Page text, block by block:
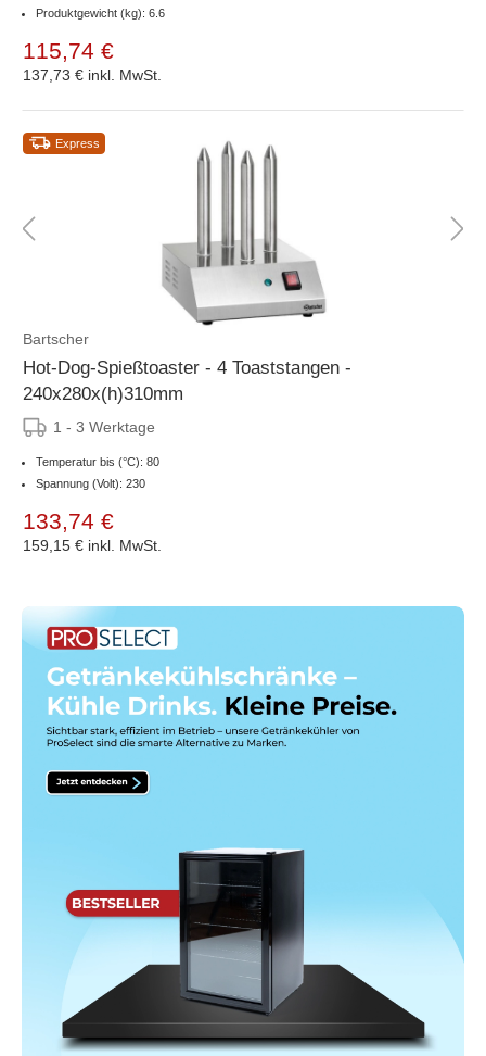
Produktgewicht (kg): 6.6
115,74 €
137,73 € inkl. MwSt.
Express
Bartscher
Hot-Dog-Spießtoaster - 4 Toaststangen -
240x280x(h)310mm
1 - 3 Werktage
Temperatur bis (°C): 80
Spannung (Volt): 230
133,74 €
159,15 € inkl. MwSt.